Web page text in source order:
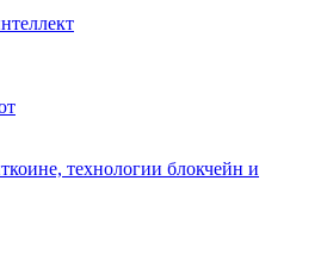
технологии блокчейн и